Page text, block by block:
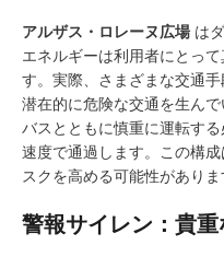
アルザス・ロレーヌ広場 は
エネルギーは利用者にとっ
す。実際、さまざまな交通
潜在的に危険な交通を生ん
バスとともに慎重に運転す
速度で通過します。この構
スクを高める可能性がありま
警報サイレン：貴